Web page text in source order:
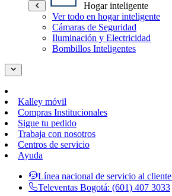
Hogar inteligente
Ver todo en hogar inteligente
Cámaras de Seguridad
Iluminación y Electricidad
Bombillos Inteligentes
Kalley móvil
Compras Institucionales
Sigue tu pedido
Trabaja con nosotros
Centros de servicio
Ayuda
Línea nacional de servicio al cliente
Televentas Bogotá: (601) 407 3033